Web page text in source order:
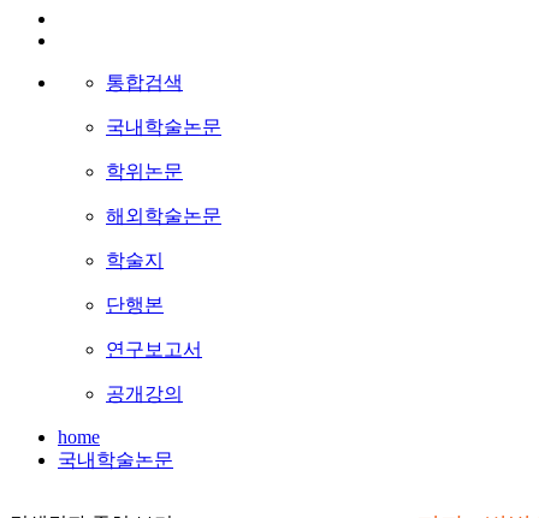
통합검색
국내학술논문
학위논문
해외학술논문
학술지
단행본
연구보고서
공개강의
home
국내학술논문